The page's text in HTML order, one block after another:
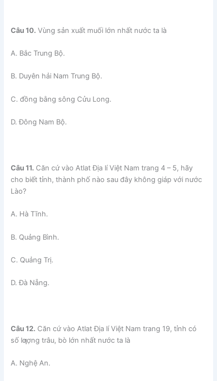
Câu 10. Vùng sản xuất muối lớn nhất nước ta là
A. Bắc Trung Bộ.
B. Duyên hải Nam Trung Bộ.
C. đồng bằng sông Cửu Long.
D. Đông Nam Bộ.
Câu 11. Căn cứ vào Atlat Địa lí Việt Nam trang 4 – 5, hãy
cho biết tỉnh, thành phố nào sau đây không giáp với nước
Lào?
A. Hà Tĩnh.
B. Quảng Bình.
C. Quảng Trị.
D. Đà Nẵng.
Câu 12. Căn cứ vào Atlat Địa lí Việt Nam trang 19, tỉnh có
số lƣợng trâu, bò lớn nhất nước ta là
A. Nghệ An.